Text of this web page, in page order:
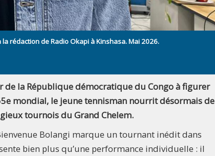
rédaction de Radio Okapi à Kinshasa. Mai 2026.
de la République démocratique du Congo à figurer
mondial, le jeune tennisman nourrit désormais de
tournois du Grand Chelem.
Bolangi marque un tournant inédit dans
bien plus qu’une performance individuelle : il